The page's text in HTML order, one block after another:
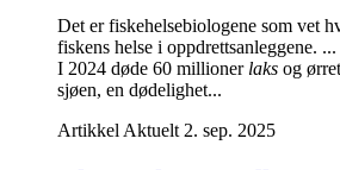
Det er fiskehelsebiologene som vet
fiskens helse i oppdrettsanleggene.
I 2024 døde 60 millioner laks og
sjøen, en dødelighet...
Artikkel Aktuelt 2. sep. 2025